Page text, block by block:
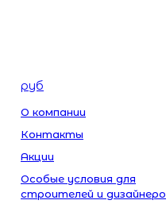
руб
О компании
Контакты
Акции
Особые условия для
строителей и